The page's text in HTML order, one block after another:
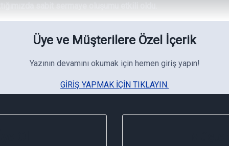
sabit sermaye oluşumu etkili oldu.
Üye ve Müşterilere Özel İçerik
Yazının devamını okumak için hemen giriş yapın!
GIRIŞ YAPMAK IÇIN TIKLAYIN.